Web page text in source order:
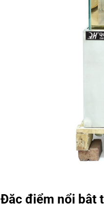
Đặc điểm nổi bật